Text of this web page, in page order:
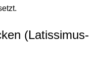
(Latissimus-